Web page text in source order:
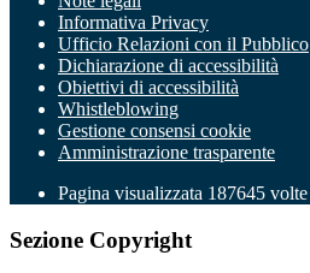
Informativa Privacy
Ufficio Relazioni con il Pubblico
Dichiarazione di accessibilità
Obiettivi di accessibilità
Whistleblowing
Gestione consensi cookie
Amministrazione trasparente
Pagina visualizzata 187645 volte
Sezione Copyright